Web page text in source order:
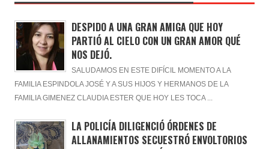
DESPIDO A UNA GRAN AMIGA QUE HOY
PARTIÓ AL CIELO CON UN GRAN AMOR QUÉ
NOS DEJÓ.
SALUDAMOS EN ESTE DIFÍCIL MOMENTO A LA
FAMILIA ESPINDOLA JOSÉ Y A SUS HIJOS Y HERMANOS DE LA
FAMILIA GIMENEZ CLAUDIA ESTER QUE HOY LES TOCA ...
LA POLICÍA DILIGENCIÓ ÓRDENES DE
ALLANAMIENTOS SECUESTRÓ ENVOLTORIOS